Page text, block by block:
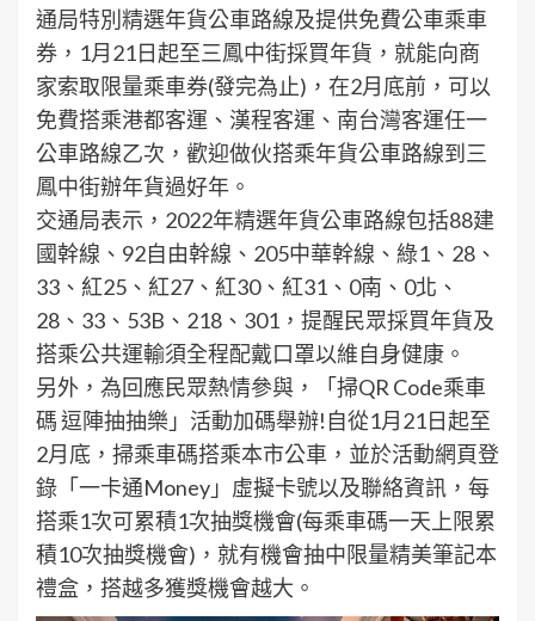
通局特別精選年貨公車路線及提供免費公車乘車
券，1月21日起至三鳳中街採買年貨，就能向商
家索取限量乘車券(發完為止)，在2月底前，可以
免費搭乘港都客運、漢程客運、南台灣客運任一
公車路線乙次，歡迎做伙搭乘年貨公車路線到三
鳳中街辦年貨過好年。
交通局表示，2022年精選年貨公車路線包括88建
國幹線、92自由幹線、205中華幹線、綠1、28、
33、紅25、紅27、紅30、紅31、0南、0北、
28、33、53B、218、301，提醒民眾採買年貨及
搭乘公共運輸須全程配戴口罩以維自身健康。
另外，為回應民眾熱情參與，「掃QR Code乘車
碼 逗陣抽抽樂」活動加碼舉辦!自從1月21日起至
2月底，掃乘車碼搭乘本市公車，並於活動網頁登
錄「一卡通Money」虛擬卡號以及聯絡資訊，每
搭乘1次可累積1次抽獎機會(每乘車碼一天上限累
積10次抽獎機會)，就有機會抽中限量精美筆記本
禮盒，搭越多獲獎機會越大。